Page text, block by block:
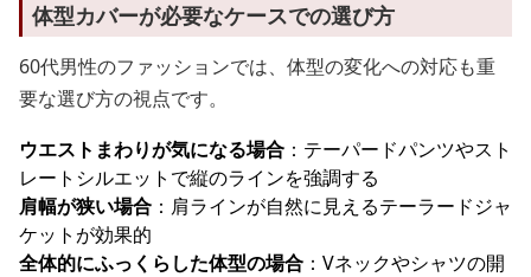
体型カバーが必要なケースでの選び方
60代男性のファッションでは、体型の変化への対応も重
要な選び方の視点です。
ウエストまわりが気になる場合 ：テーパードパンツやスト
レートシルエットで縦のラインを強調する
肩幅が狭い場合 ：肩ラインが自然に見えるテーラードジャ
ケットが効果的
全体的にふっくらした体型の場合 ：Vネックやシャツの開